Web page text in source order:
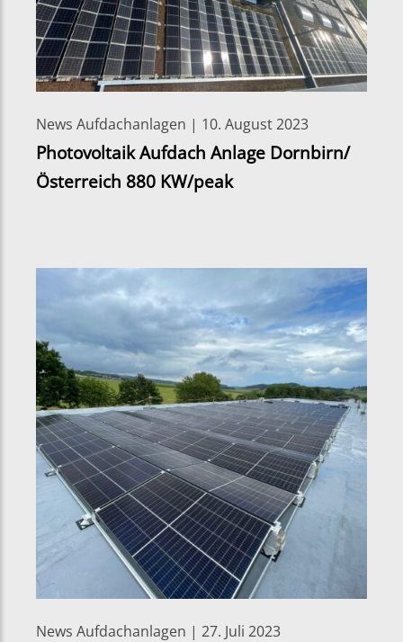
News Aufdachanlagen | 10. August 2023
Photovoltaik Aufdach Anlage Dornbirn/
Österreich 880 KW/peak
News Aufdachanlagen | 27. Juli 2023